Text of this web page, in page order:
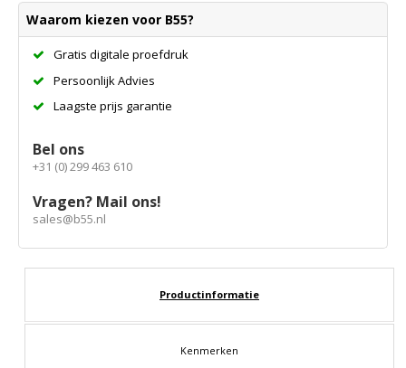
Waarom kiezen voor B55?
Gratis digitale proefdruk
Persoonlijk Advies
Laagste prijs garantie
Bel ons
+31 (0) 299 463 610
Vragen? Mail ons!
sales@b55.nl
Productinformatie
Kenmerken